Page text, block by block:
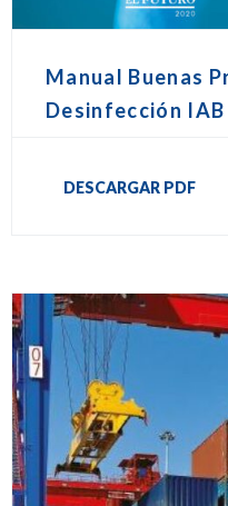
Manual Buenas
Desinfección IAB
DESCARGAR PDF